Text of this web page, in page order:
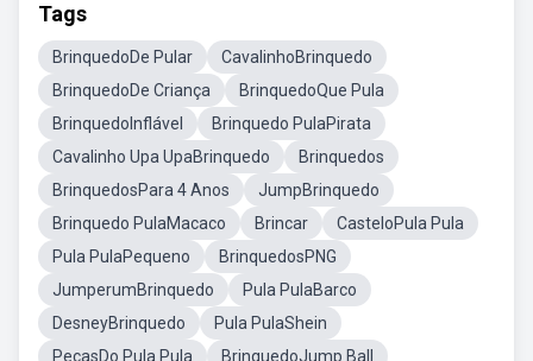
Tags
BrinquedoDe Pular
CavalinhoBrinquedo
BrinquedoDe Criança
BrinquedoQue Pula
BrinquedoInflável
Brinquedo PulaPirata
Cavalinho Upa UpaBrinquedo
Brinquedos
BrinquedosPara 4 Anos
JumpBrinquedo
Brinquedo PulaMacaco
Brincar
CasteloPula Pula
Pula PulaPequeno
BrinquedosPNG
JumperumBrinquedo
Pula PulaBarco
DesneyBrinquedo
Pula PulaShein
PeçasDo Pula Pula
BrinquedoJump Ball